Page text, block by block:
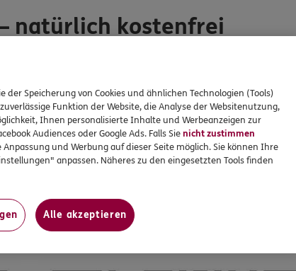
natürlich kostenfrei
Sie dazu einfach den
. Bitte achten Sie
eintragen
. Nur so werden Sie als DKV
Programm können alle
BMG, ausgenommen Versicherte im Basis-, Standard-
Mail an:
der Speicherung von Cookies und ähnlichen Technologien (Tools)
Funktion der Website, die Analyse der Websitenutzung,
Ihnen personalisierte Inhalte und Werbeanzeigen zur
Audiences oder Google Ads. Falls Sienicht zustimmen
und Werbung auf dieser Seite möglich. Sie können Ihre
anpassen. Näheres zu den eingesetzten Tools finden
Alle akzeptieren